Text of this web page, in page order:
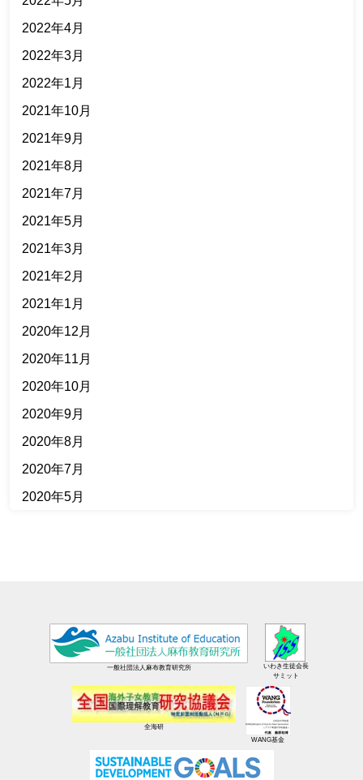
2022年4月
2022年3月
2022年1月
2021年10月
2021年9月
2021年8月
2021年7月
2021年5月
2021年3月
2021年2月
2021年1月
2020年12月
2020年11月
2020年10月
2020年9月
2020年8月
2020年7月
2020年5月
一般社団法人麻布教育研究所
いわき生徒会長
サミット
全海研
WANG基金